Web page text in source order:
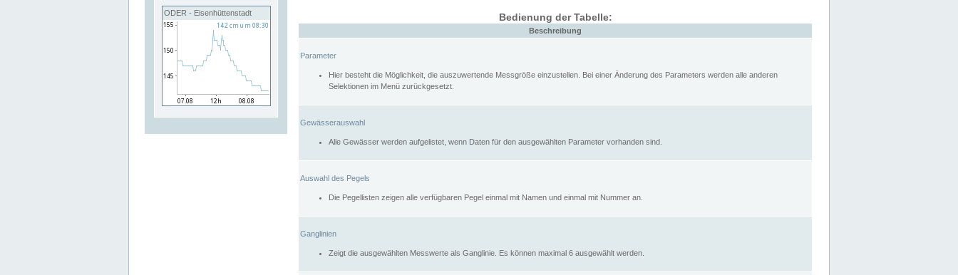
ODER - Eisenhüttenstadt Bedienung der Tabelle:
Beschreibung
Parameter
Hier besteht die Möglichkeit, die auszuwertende Messgröße einzustellen. Bei einer Änderung des Parameters werden alle anderen
Selektionen im Menü zurückgesetzt.
Gewässerauswahl
Alle Gewässer werden aufgelistet, wenn Daten für den ausgewählten Parameter vorhanden sind.
Auswahl des Pegels
Die Pegellisten zeigen alle verfügbaren Pegel einmal mit Namen und einmal mit Nummer an.
Ganglinien
Zeigt die ausgewählten Messwerte als Ganglinie. Es können maximal 6 ausgewählt werden.